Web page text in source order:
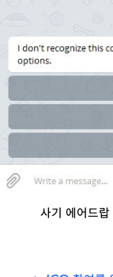
사기 에어드랍